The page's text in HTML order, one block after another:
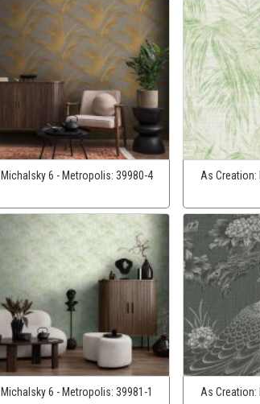
Michalsky 6 - Metropolis: 39980-4 As Creation:
Michalsky 6 - Metropolis: 39981-1 As Creation: